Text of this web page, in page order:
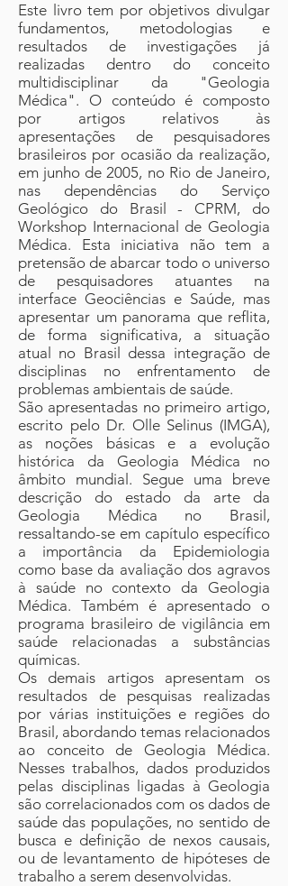
Este livro tem por objetivos divulgar
fundamentos, metodologias e
resultados de investigações já
realizadas dentro do conceito
multidisciplinar da "Geologia
Médica". O conteúdo é composto
por artigos relativos às
apresentações de pesquisadores
brasileiros por ocasião da realização,
em junho de 2005, no Rio de Janeiro,
nas dependências do Serviço
Geológico do Brasil - CPRM, do
Workshop Internacional de Geologia
Médica. Esta iniciativa não tem a
pretensão de abarcar todo o universo
de pesquisadores atuantes na
interface Geociências e Saúde, mas
apresentar um panorama que reflita,
de forma significativa, a situação
atual no Brasil dessa integração de
disciplinas no enfrentamento de
problemas ambientais de saúde.
São apresentadas no primeiro artigo,
escrito pelo Dr. Olle Selinus (IMGA),
as noções básicas e a evolução
histórica da Geologia Médica no
âmbito mundial. Segue uma breve
descrição do estado da arte da
Geologia Médica no Brasil,
ressaltando-se em capítulo específico
a importância da Epidemiologia
como base da avaliação dos agravos
à saúde no contexto da Geologia
Médica. Também é apresentado o
programa brasileiro de vigilância em
saúde relacionadas a substâncias
químicas.
Os demais artigos apresentam os
resultados de pesquisas realizadas
por várias instituições e regiões do
Brasil, abordando temas relacionados
ao conceito de Geologia Médica.
Nesses trabalhos, dados produzidos
pelas disciplinas ligadas à Geologia
são correlacionados com os dados de
saúde das populações, no sentido de
busca e definição de nexos causais,
ou de levantamento de hipóteses de
trabalho a serem desenvolvidas.